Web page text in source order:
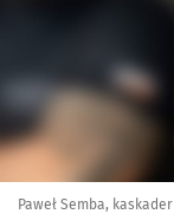
Paweł Semba, kaskader